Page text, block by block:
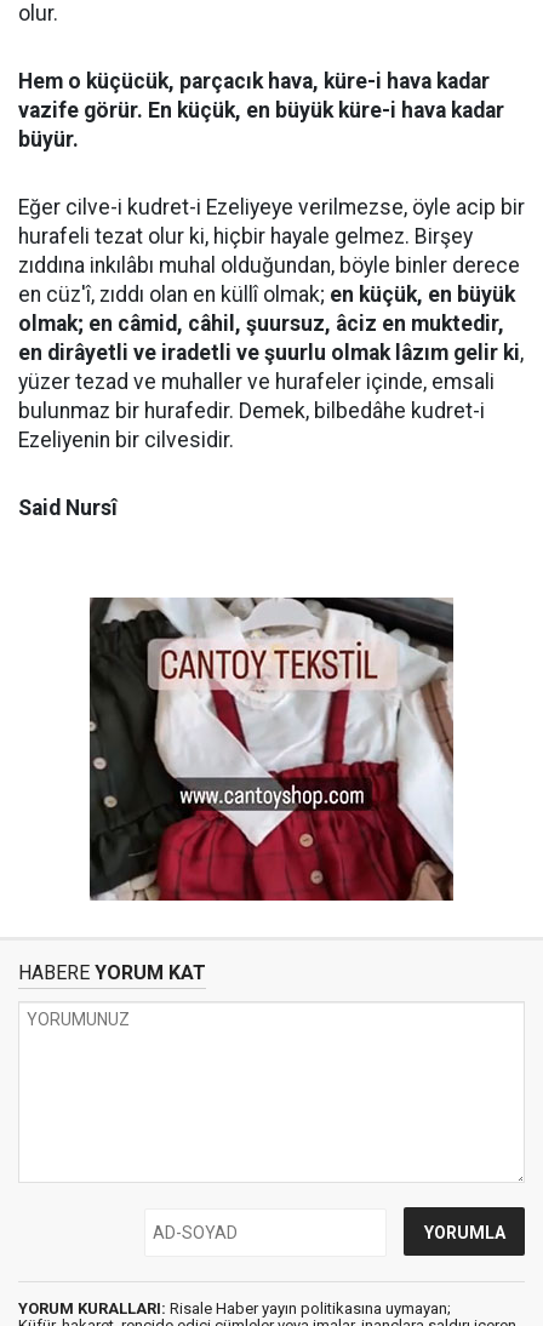
olur.
Hem o küçücük, parçacık hava, küre-i hava kadar
vazife görür. En küçük, en büyük küre-i hava kadar
büyür.
Eğer cilve-i kudret-i Ezeliyeye verilmezse, öyle acip bir
hurafeli tezat olur ki, hiçbir hayale gelmez. Birşey
zıddına inkılâbı muhal olduğundan, böyle binler derece
en cüz'î, zıddı olan en küllî olmak; en küçük, en büyük
olmak; en câmid, câhil, şuursuz, âciz en muktedir,
en dirâyetli ve iradetli ve şuurlu olmak lâzım gelir ki,
yüzer tezad ve muhaller ve hurafeler içinde, emsali
bulunmaz bir hurafedir. Demek, bilbedâhe kudret-i
Ezeliyenin bir cilvesidir.
Said Nursî
HABERE YORUM KAT
YORUM KURALLARI: Risale Haber yayın politikasına uymayan;